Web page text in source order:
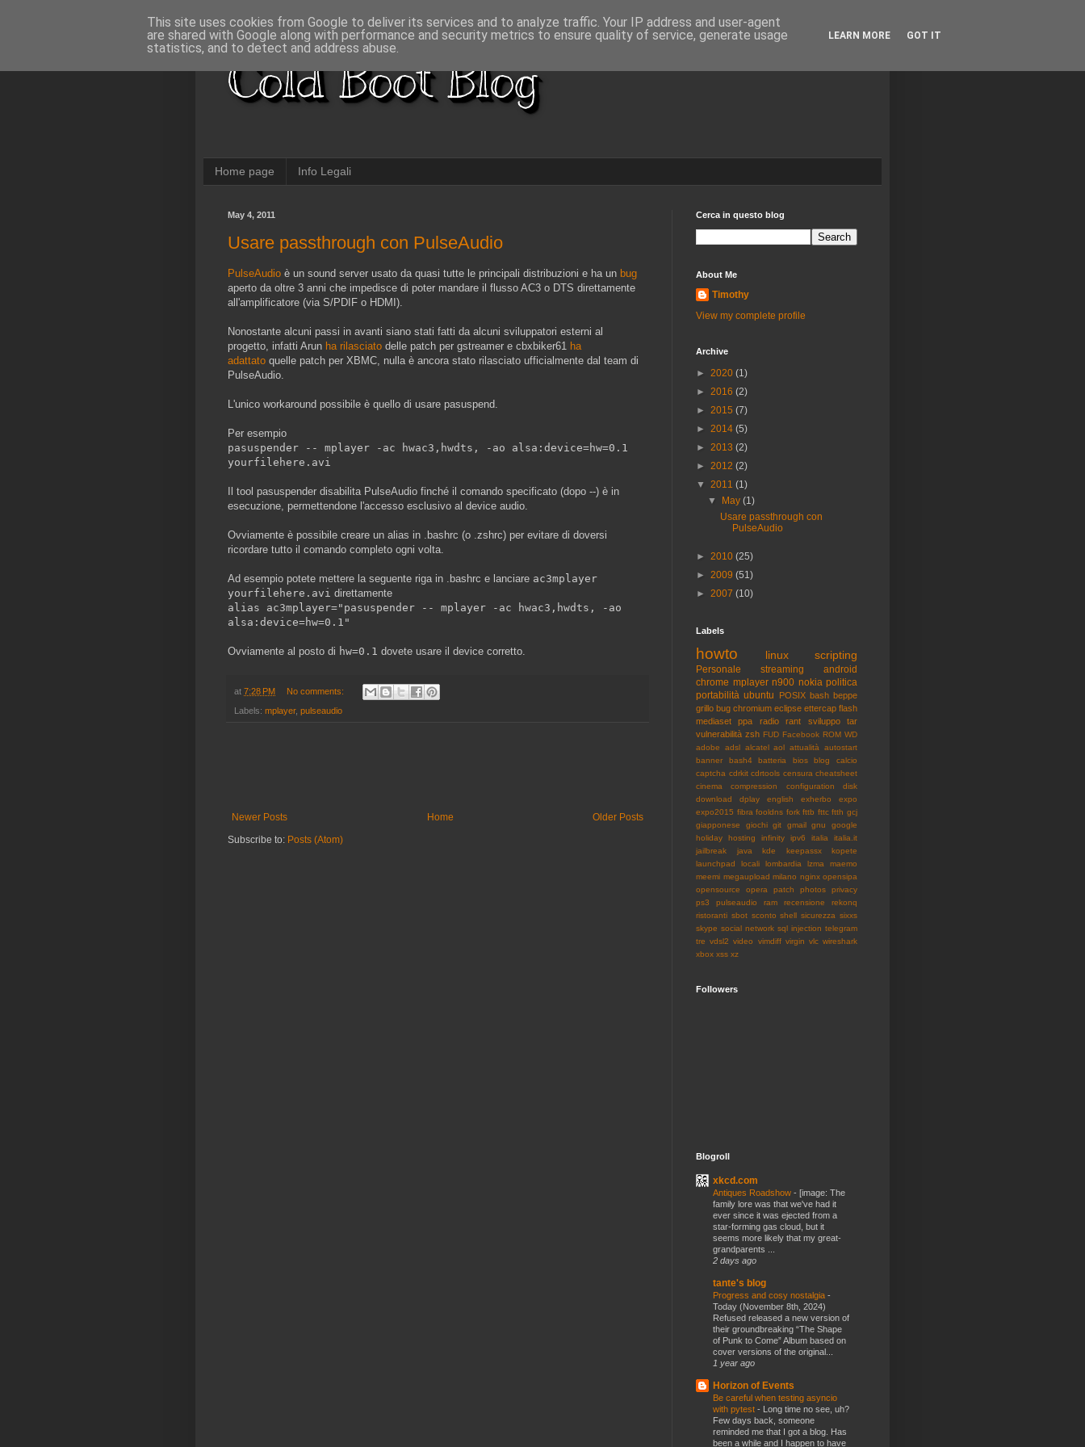
Cold Boot Blog
Home page Info Legali
May 4, 2011
Usare passthrough con PulseAudio
PulseAudio è un sound server usato da quasi tutte le principali distribuzioni e ha un bug
aperto da oltre 3 anni che impedisce di poter mandare il flusso AC3 o DTS direttamente
all'amplificatore (via S/PDIF o HDMI).
Nonostante alcuni passi in avanti siano stati fatti da alcuni sviluppatori esterni al
progetto, infatti Arun ha rilasciato delle patch per gstreamer e cbxbiker61 ha
adattato quelle patch per XBMC, nulla è ancora stato rilasciato ufficialmente dal team di
PulseAudio.
L'unico workaround possibile è quello di usare pasuspend.
Per esempio
pasuspender -- mplayer -ac hwac3,hwdts, -ao alsa:device=hw=0.1
yourfilehere.avi
Il tool pasuspender disabilita PulseAudio finché il comando specificato (dopo --) è in
esecuzione, permettendone l'accesso esclusivo al device audio.
Ovviamente è possibile creare un alias in .bashrc (o .zshrc) per evitare di doversi
ricordare tutto il comando completo ogni volta.
Ad esempio potete mettere la seguente riga in .bashrc e lanciare ac3mplayer
yourfilehere.avi direttamente
alias ac3mplayer="pasuspender -- mplayer -ac hwac3,hwdts, -ao
alsa:device=hw=0.1"
Ovviamente al posto di hw=0.1 dovete usare il device corretto.
at 7:28 PM No comments:
Labels: mplayer, pulseaudio
Newer Posts Older Posts
Home
Subscribe to: Posts (Atom)
Cerca in questo blog
About Me
Timothy
View my complete profile
Archive
► 2020 (1)
► 2016 (2)
► 2015 (7)
► 2014 (5)
► 2013 (2)
► 2012 (2)
▼ 2011 (1)
▼ May(1)
Usare passthrough con
PulseAudio
► 2010 (25)
► 2009 (51)
► 2007 (10)
Labels
howto linux scripting
Personale streaming
android
chrome mplayer n900 nokia politica
portabilità ubuntu POSIX bash beppe
grillo bug chromium eclipse ettercap flash
mediaset
ppa radio rant sviluppo
tar
vulnerabilità zsh FUD Facebook ROM WD
adobe
adsl alcatel aol attualità
autostart
banner
bash4 batteria bios blog
calcio
captcha cdrkit cdrtools censura cheatsheet
cinema
compression configuration
disk
download
dplay english exherbo
expo
expo2015 fibra fooldns fork fttb fttc ftth gcj
giapponese
giochi git gmail gnu
google
holiday
hosting infinity ipv6 italia
italia.it
jailbreak
java kde keepassx
kopete
launchpad
locali lombardia lzma
maemo
meemi megaupload milano nginx opensipa
opensource
opera patch photos
privacy
ps3
pulseaudio ram recensione
rekonq
ristoranti sbot sconto shell sicurezza sixxs
skype social network sql injection telegram
tre vdsl2 video vimdiff virgin vlc wireshark
xbox xss xz
Followers
Blogroll
xkcd.com
Antiques Roadshow - [image: The
family lore was that we've had it
ever since it was ejected from a
star-forming gas cloud, but it
seems more likely that my great-
grandparents ...
2 days ago
tante's blog
Progress and cosy nostalgia -
Today (November 8th, 2024)
Refused released a new version of
their groundbreaking “The Shape
of Punk to Come” Album based on
cover versions of the original...
1 year ago
Horizon of Events
Be careful when testing asyncio
with pytest - Long time no see, uh?
Few days back, someone
reminded me that I got a blog. Has
been a while and I happen to have
This site uses cookies from Google to deliver its services and to analyze traffic. Your IP address and user-agent
are shared with Google along with performance and security metrics to ensure quality of service, generate usage
statistics, and to detect and address abuse.
LEARN MORE GOT IT